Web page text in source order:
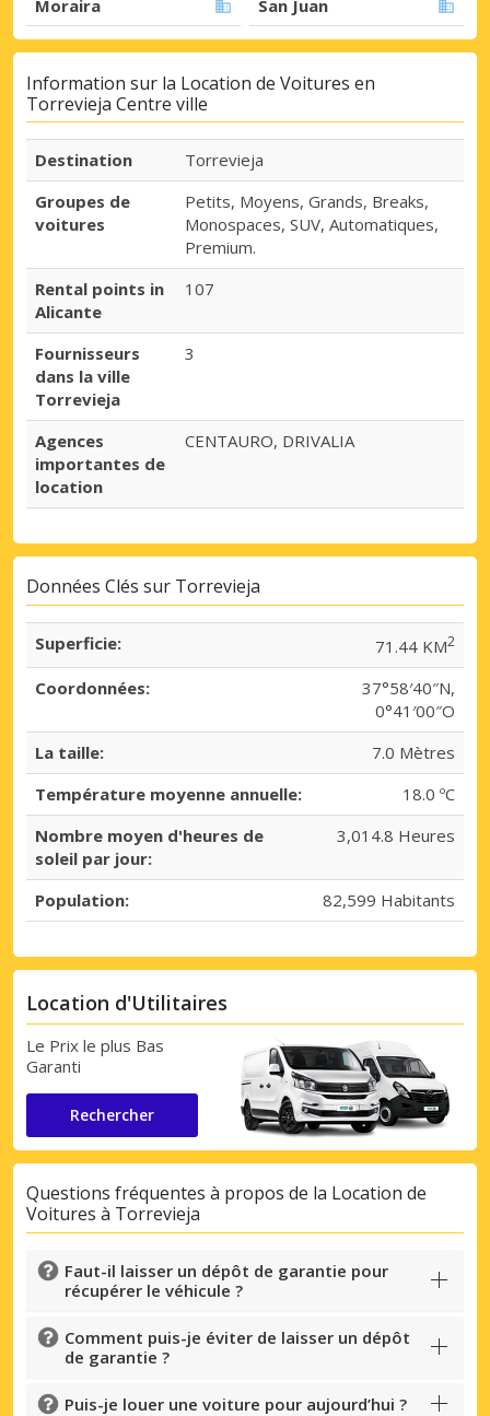
Moraira San Juan
Information sur la Location de Voitures en
Torrevieja Centre ville
Destination
Torrevieja
Groupes de
voitures
Petits, Moyens, Grands, Breaks,
Monospaces, SUV, Automatiques,
Premium.
Rental points in
Alicante
107
Fournisseurs
dans la ville
Torrevieja
3
Agences
importantes de
location
CENTAURO, DRIVALIA
Données Clés sur Torrevieja
Superficie: 71.44 KM2
Coordonnées:
37°58′40″N,
0°41′00″O
La taille:
7.0 Mètres
Température moyenne annuelle:
18.0 ºC
Nombre moyen d'heures de
soleil par jour:
3,014.8 Heures
Population: 82,599 Habitants
Location d'Utilitaires
Le Prix le plus Bas
Garanti
Rechercher
Questions fréquentes à propos de la Location de
Voitures à Torrevieja
Faut-il laisser un dépôt de garantie pour
récupérer le véhicule ?
Comment puis-je éviter de laisser un dépôt
de garantie ?
Puis-je louer une voiture pour aujourd’hui ?